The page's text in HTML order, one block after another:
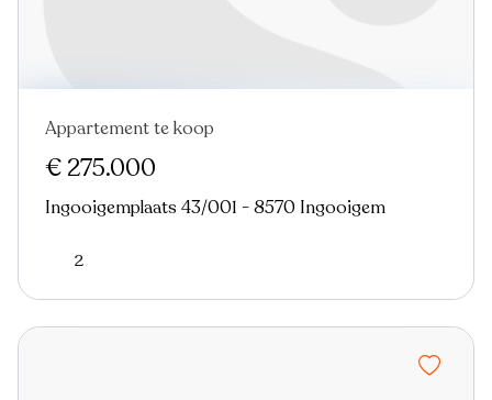
Appartement te koop
€ 275.000
Ingooigemplaats 43/001 - 8570 Ingooigem
2